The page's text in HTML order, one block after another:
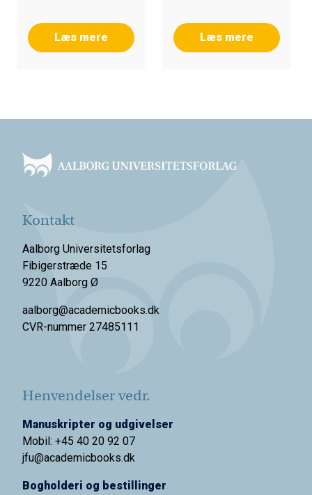
Læs mere Læs mere
Kontakt
Aalborg Universitetsforlag
Fibigerstræde 15
9220 Aalborg Ø
aalborg@academicbooks.dk
CVR-nummer 27485111
Henvendelser vedr.
Manuskripter og udgivelser
Mobil: +45 40 20 92 07
jfu@academicbooks.dk
Bogholderi og bestillinger